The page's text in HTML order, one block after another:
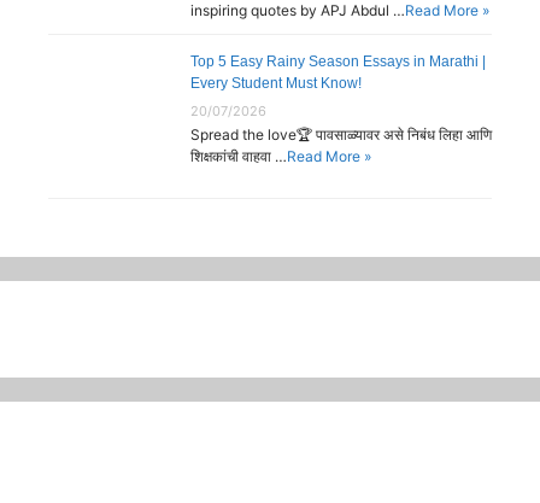
inspiring quotes by APJ Abdul …Read More »
Top 5 Easy Rainy Season Essays in Marathi |
Every Student Must Know!
20/07/2026
Spread the love🏆 पावसाळ्यावर असे निबंध लिहा आणि
शिक्षकांची वाहवा …Read More »